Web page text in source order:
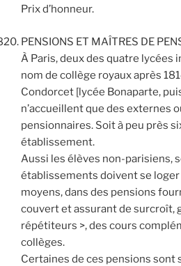
Prix d’honneur.
PENSIONS ET MAÎTRES DE
À Paris, deux des quatre lycées
nom de collège royaux après
Condorcet [lycée Bonaparte,
n’accueillent que des externes
pensionnaires. Soit à peu près
établissement.
Aussi les élèves non-parisiens,
établissements doivent se
moyens, dans des pensions
couvert et assurant de surcroît,
répétiteurs >, des cours
collèges.
Certaines de ces pensions sont